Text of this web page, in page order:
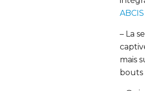
– La
mais
bouts